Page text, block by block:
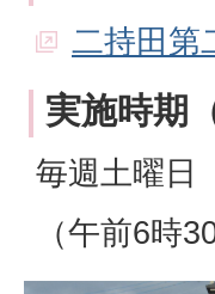
二持田第
実施時期
毎週土曜日
（午前6時